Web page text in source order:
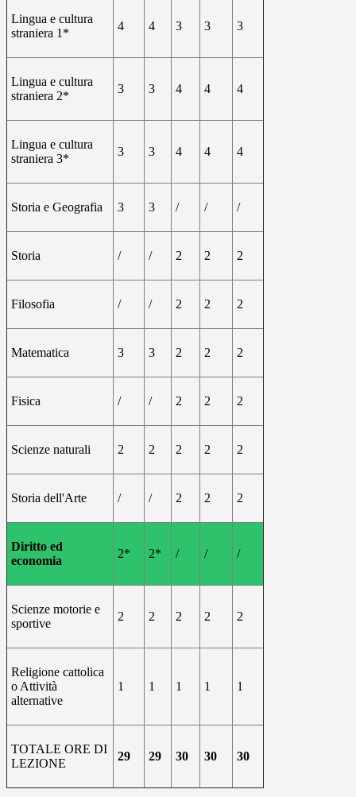
Lingua e cultura
straniera 1*
4 4 3 3 3
Lingua e cultura
straniera 2*
3 3 4 4 4
Lingua e cultura
straniera 3*
3 3 4 4 4
Storia e Geografia 3 3 / / /
Storia / / 2 2 2
Filosofia / / 2 2 2
Matematica 3 3 2 2 2
Fisica / / 2 2 2
Scienze naturali 2 2 2 2 2
Storia dell'Arte / / 2 2 2
Diritto ed
economia
2* 2* / / /
Scienze motorie e
sportive
2 2 2 2 2
Religione cattolica
o Attività
alternative
1 1 1 1 1
TOTALE ORE DI
LEZIONE
29 29 30 30 30